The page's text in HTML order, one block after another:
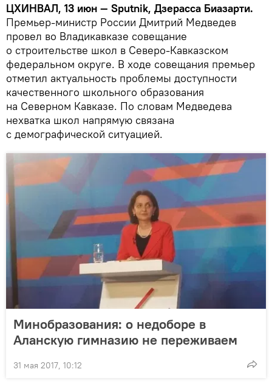
ЦХИНВАЛ, 13 июн — Sputnik, Дзерасса Биазарти.
Премьер-министр России Дмитрий Медведев
провел во Владикавказе совещание
о строительстве школ в Северо-Кавказском
федеральном округе. В ходе совещания премьер
отметил актуальность проблемы доступности
качественного школьного образования
на Северном Кавказе. По словам Медведева
нехватка школ напрямую связана
с демографической ситуацией.
Минобразования: о недоборе в
Аланскую гимназию не переживаем
31 мая 2017, 10:12